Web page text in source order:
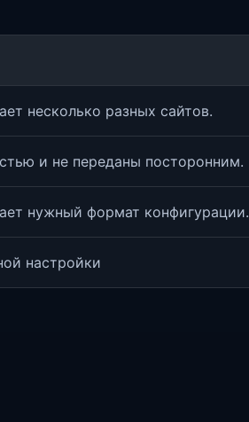
несколько разных сайтов.
и не переданы посторонним.
нужный формат конфигурации.
настройки